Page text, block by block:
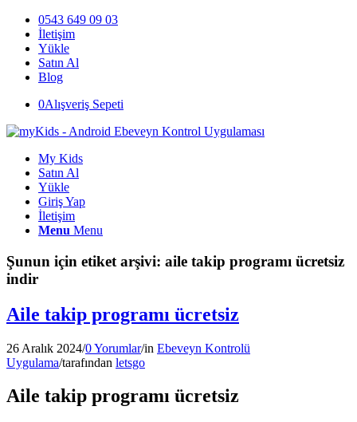
0543 649 09 03
İletişim
Yükle
Satın Al
Blog
0Alışveriş Sepeti
My Kids
Satın Al
Yükle
Giriş Yap
İletişim
Menu Menu
Şunun için etiket arşivi: aile takip programı ücretsiz
indir
Aile takip programı ücretsiz
26 Aralık 2024/0 Yorumlar/in Ebeveyn Kontrolü
Uygulama/tarafından letsgo
Aile takip programı ücretsiz